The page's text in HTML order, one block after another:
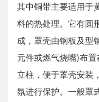
其中铜带主要适用于
料的热处理。它有圆
成，罩壳由钢板及型
元件或燃气烧嘴)布
立柱，便于罩壳安装
氛进行保护。一般罩